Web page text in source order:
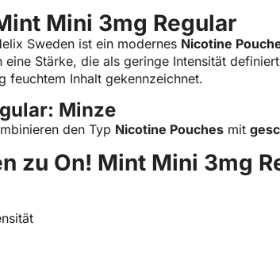
Mini 3mg Regular
Sweden ist ein modernes Nicotine
eine Stärke, die als geringe Intensität
feuchtem Inhalt gekennzeichnet.
Minze
den Typ Nicotine Pouches mit
zu On! Mint Mini 3mg